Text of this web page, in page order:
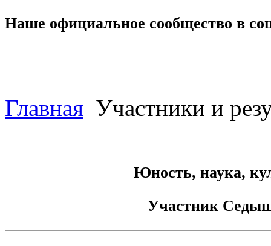
Наше официальное сообщество в
Главная Участники и
Юность, наука,
Участник